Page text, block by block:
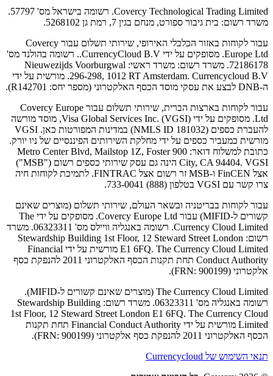
Covercy Technological Trading Limited. רשומה בישראל מס' 57797.
משרד רשום: בית גיבור ספורט, מנחם בגין 7, רמת גן 5268102.
עבור לקוחות באזור הכלכלי האירופי, שירותי תשלום עבור Covercy
Europe Ltd. מסופקים על ידי CurrencyCloud B.V.. רשומה בהולנד מס'
72186178. משרד רשום: משרד ראשי: Nieuwezijds Voorburgwal
296-298, 1012 RT Amsterdam. Currencycloud B.V. מורשית על ידי
ה-DNB לבצע את עסקי מוסד הכסף האלקטרוני (מספר יחס: R142701).
עבור לקוחות בארצות הברית, שירותי תשלום עבור Covercy Europe
Ltd. מסופקים על ידי Visa Global Services Inc. (VGSI), מוסד מורשה
להעברת כספים (NMLS ID 181032) במדינות המפורטות כאן. VGSI
מורשית כמעביר כספים על ידי מחלקת השירותים הפיננסיים של ניו יורק.
כתובת למשלוח דואר: 900 Metro Center Blvd, Mailstop 1Z, Foster
City, CA 94404. VGSI הינה גם עסק שירותי כספים רשום ("MSB")
אצל FinCEN ו-MSB זר רשום אצל FINTRAC. לתמיכת לקוחות חיה
צרו קשר עם VGSI בטלפון (888) 733-0041.
עבור לקוחות בבריטניה ובשאר העולם, שירותי תשלום (מוצרים שאינם
קשורים ל-MIFID) עבור Covercy Europe Ltd. מסופקים על ידי The
Currency Cloud Limited. רשומה באנגליה וויילס מס' 06323311. משרד
רשום: Stewardship Building 1st Floor, 12 Steward Street London
E1 6FQ. The Currency Cloud Limited מורשית על ידי Financial
Conduct Authority תחת תקנות הכסף האלקטרוני 2011 להנפקת כסף
אלקטרוני (FRN: 900199).
The Currency Cloud Limited (מוצרים שאינם קשורים ל-MIFID).
רשומה באנגליה מס' 06323311. משרד רשום: Stewardship Building
1st Floor, 12 Steward Street London E1 6FQ. The Currency Cloud
Limited מורשית על ידי Financial Conduct Authority תחת תקנות
הכסף האלקטרוני 2011 להנפקת כסף אלקטרוני (FRN: 900199).
תנאי השימוש של Currencycloud